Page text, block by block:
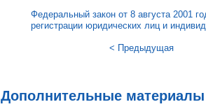
Федеральный закон от 8 августа 2001
регистрации юридических лиц и
< Предыдущая
Дополнительные материалы